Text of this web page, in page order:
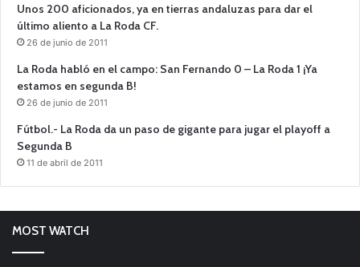
Unos 200 aficionados, ya en tierras andaluzas para dar el
último aliento a La Roda CF.
26 de junio de 2011
La Roda habló en el campo: San Fernando 0 – La Roda 1 ¡Ya
estamos en segunda B!
26 de junio de 2011
Fútbol.- La Roda da un paso de gigante para jugar el playoff a
Segunda B
11 de abril de 2011
MOST WATCH